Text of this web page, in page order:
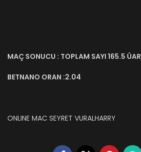
MAÇ SONUCU : TOPLAM SAYI 165.5 ÜAR
BETNANO ORAN :2.04
ONLINE MAC SEYRET VURALHARRY